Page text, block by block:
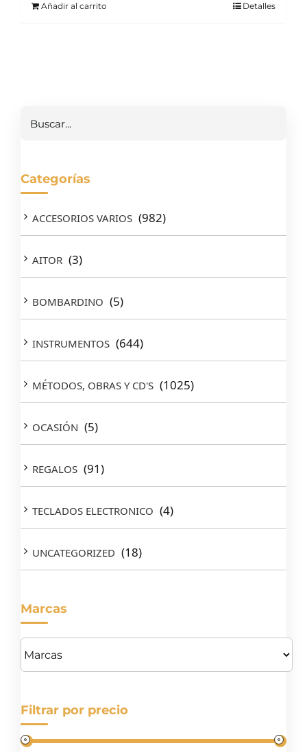
Añadir al carrito Detalles
Categorías
ACCESORIOS VARIOS (982)
AITOR (3)
BOMBARDINO (5)
INSTRUMENTOS (644)
MÉTODOS, OBRAS Y CD'S (1025)
OCASIÓN (5)
REGALOS (91)
TECLADOS ELECTRONICO (4)
UNCATEGORIZED (18)
Marcas
Filtrar por precio